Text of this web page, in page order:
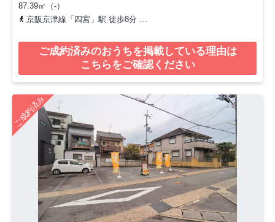
87.39㎡（-）
京阪京津線「四宮」駅 徒歩8分
ご成約済みのおうちを掲載している理由は
こちらをご確認ください
ご成約済み